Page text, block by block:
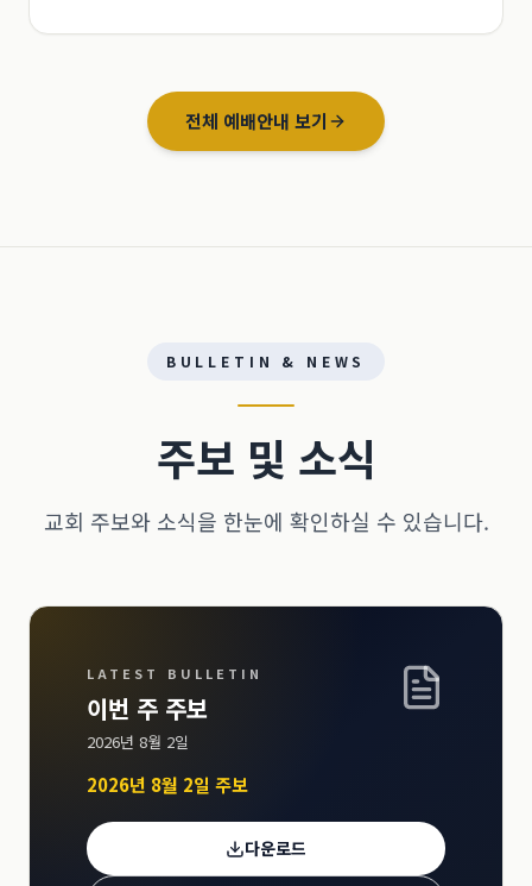
전체 예배안내 보기
BULLETIN & NEWS
주보 및 소식
교회 주보와 소식을 한눈에 확인하실 수 있습니다.
LATEST BULLETIN
이번 주 주보
2026년 8월 2일
2026년 8월 2일 주보
다운로드